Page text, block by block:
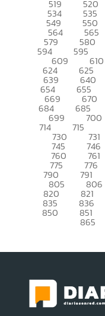
519 520
534 535
549 550
564 565
579 580
594 595
609 610
624 625
639 640
654 655
669 670
684 685
699 700
714 715
730 731
745 746
760 761
775 776
790 791
805 806
820 821
835 836
850 851
865